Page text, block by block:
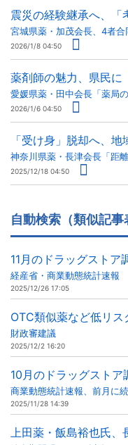
震災の経験継承へ、「
宮城県薬・加茂会長、4者合
2026/1/8 04:50
薬剤師の魅力、県民に
愛媛県薬・田中会長「薬局
2026/1/6 04:50
「受け身」脱却へ、
神奈川県薬・長津会長「距離
2025/12/18 04:50
自動検索（類似記事
11月のドラッグストア
経産省・商業動態統計速報
2025/12/26 17:05
OTC類似薬など低リス
財政審建議
2025/12/2 16:20
10月のドラッグストア
商業動態統計速報、前月に
2025/11/28 14:39
上田薬・飯島裕也氏、